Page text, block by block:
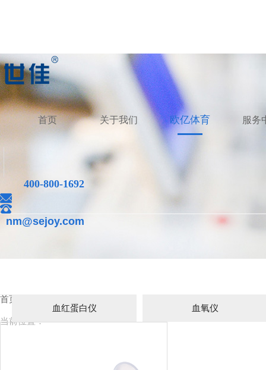
首页
当前位置：
血红蛋白仪 血氧仪
首页 关于我们 欧亿体育 服务
400-800-1692
nm@sejoy.com